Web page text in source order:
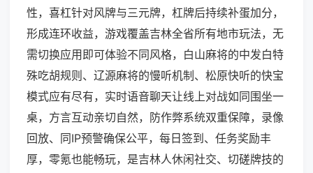
性，喜杠针对风牌与三元牌，杠牌后持续补蛋加分，
形成连环收益，游戏覆盖吉林全省所有地市玩法，无
需切换应用即可体验不同风格，白山麻将的中发白特
殊吃胡规则、辽源麻将的慢听机制、松原快听的快宝
模式应有尽有，实时语音聊天让线上对战如同围坐一
桌，方言互动亲切自然，防作弊系统双重保障，录像
回放、同IP预警确保公平，每日签到、任务奖励丰
厚，零氪也能畅玩，是吉林人休闲社交、切磋牌技的